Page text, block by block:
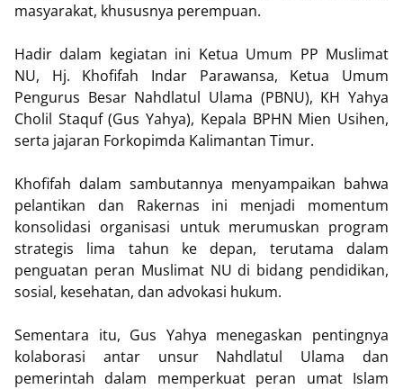
masyarakat, khususnya perempuan.
Hadir dalam kegiatan ini Ketua Umum PP Muslimat
NU, Hj. Khofifah Indar Parawansa, Ketua Umum
Pengurus Besar Nahdlatul Ulama (PBNU), KH Yahya
Cholil Staquf (Gus Yahya), Kepala BPHN Mien Usihen,
serta jajaran Forkopimda Kalimantan Timur.
Khofifah dalam sambutannya menyampaikan bahwa
pelantikan dan Rakernas ini menjadi momentum
konsolidasi organisasi untuk merumuskan program
strategis lima tahun ke depan, terutama dalam
penguatan peran Muslimat NU di bidang pendidikan,
sosial, kesehatan, dan advokasi hukum.
Sementara itu, Gus Yahya menegaskan pentingnya
kolaborasi antar unsur Nahdlatul Ulama dan
pemerintah dalam memperkuat peran umat Islam